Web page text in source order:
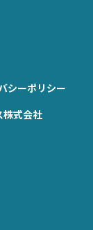
シーポリシー
株式会社